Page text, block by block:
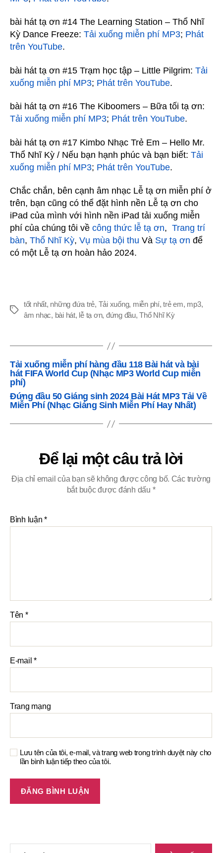
bài hát tạ ơn #14 The Learning Station – Thổ Nhĩ
Kỳ Dance Freeze: Tải xuống miễn phí MP3; Phát
trên YouTube.
bài hát tạ ơn #15 Trạm học tập – Little Pilgrim: Tải
xuống miễn phí MP3; Phát trên YouTube.
bài hát tạ ơn #16 The Kiboomers – Bữa tối tạ ơn:
Tải xuống miễn phí MP3; Phát trên YouTube.
bài hát tạ ơn #17 Kimbo Nhạc Trẻ Em – Hello Mr.
Thổ Nhĩ Kỳ / Nếu bạn hạnh phúc và bạn biết: Tải
xuống miễn phí MP3; Phát trên YouTube.
Chắc chắn, bên cạnh âm nhạc Lễ tạ ơn miễn phí ở
trên, bạn cũng có thể đặt hình nền Lễ tạ ơn cho
iPad của mình với hình nền iPad tải xuống miễn
phí của chúng tôi về công thức lễ tạ ơn, Trang trí
bàn, Thổ Nhĩ Kỳ, Vụ mùa bội thu Và Sự tạ ơn để
có một Lễ tạ ơn hoàn hảo 2024.
Thẻ
tốt nhất, những đứa trẻ, Tải xuống, miễn phí,trẻ em, mp3,
âm nhạc, bài hát, lễ tạ ơn, đứng đầu,Thổ Nhĩ Kỳ
Tải xuống miễn phí hàng đầu 118 Bài hát và bài
hát FIFA World Cup (Nhạc MP3 World Cup miễn
phí)
Đứng đầu 50 Giáng sinh 2024 Bài Hát MP3 Tải Về
Miễn Phí (Nhạc Giáng Sinh Miễn Phí Hay Nhất)
Để lại một câu trả lời
Địa chỉ email của bạn sẽ không được công bố. Các trường
bắt buộc được đánh dấu *
Bình luận*
Tên *
E-mail*
Trang mạng
Lưu tên của tôi, e-mail, và trang web trong trình duyệt này cho
lần bình luận tiếp theo của tôi.